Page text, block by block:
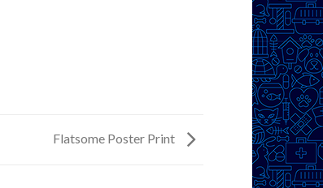
Flatsome Poster Print